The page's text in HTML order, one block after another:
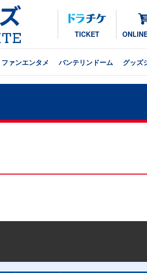
TICKET
ファンエンタメ バンテリンドーム グッズ